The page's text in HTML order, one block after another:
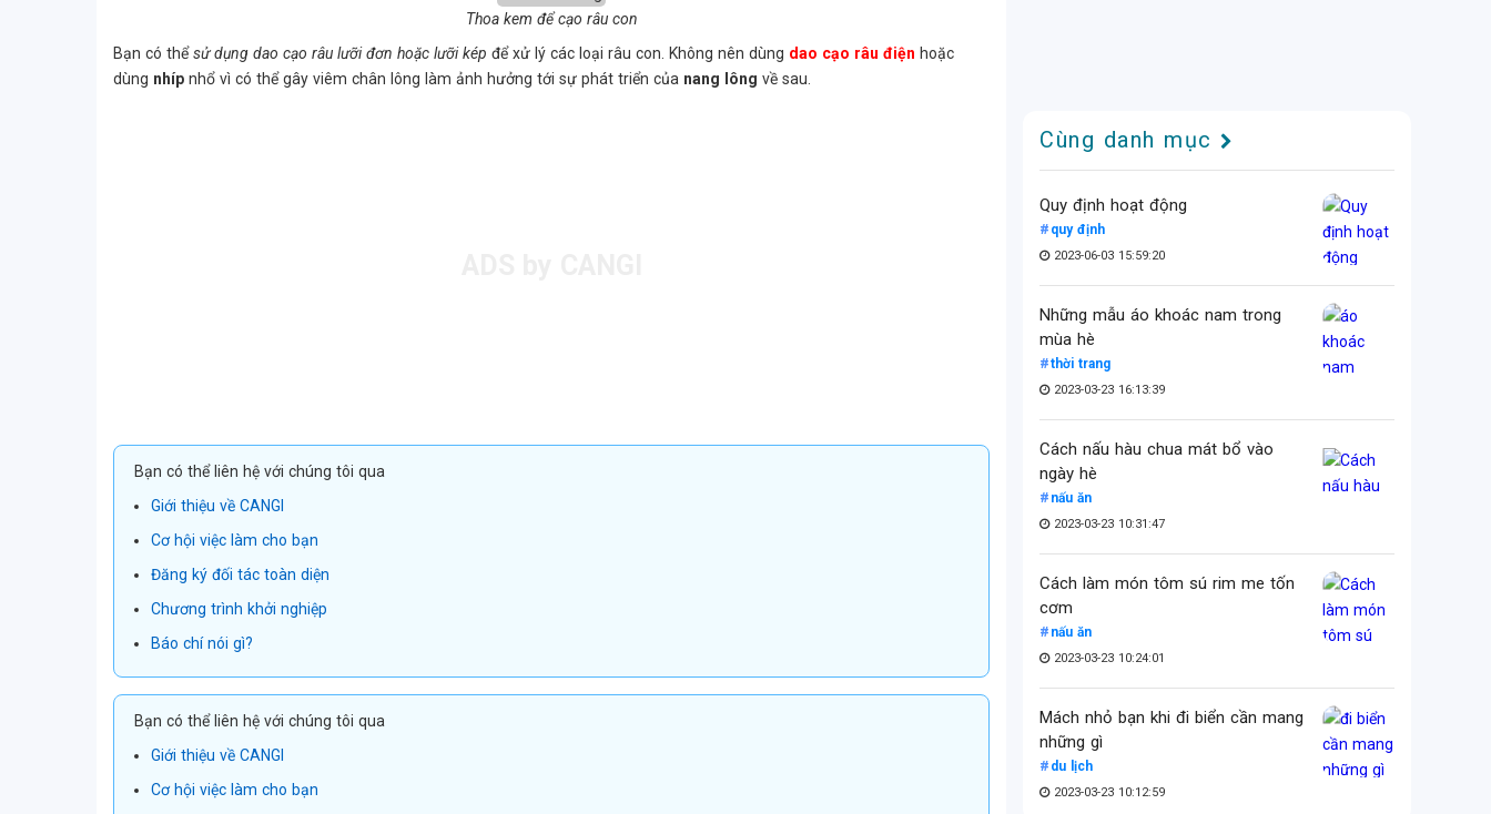
Thoa kem để cạo râu con
Bạn có thểsử dụng dao cạo râu lưỡi đơn hoặc lưỡi kép để xử lý các loại râu con. Không nên dùng dao cạo râu điện hoặc
dùng nhíp nhổ vì có thể gây viêm chân lông làm ảnh hưởng tới sự phát triển của nang lông về sau.
Bạn có thể liên hệ với chúng tôi qua
Giới thiệu về CANGI
Cơ hội việc làm cho bạn
Đăng ký đối tác toàn diện
Chương trình khởi nghiệp
Báo chí nói gì?
Bạn có thể liên hệ với chúng tôi qua
Giới thiệu về CANGI
Cơ hội việc làm cho bạn
Cùng danh mục
Quy định hoạt động
quy định
2023-06-03 15:59:20
Những mẫu áo khoác nam trong
mùa hè
thời trang
2023-03-23 16:13:39
Cách nấu hàu chua mát bổ vào
ngày hè
nấu ăn
2023-03-23 10:31:47
Cách làm món tôm sú rim me tốn
cơm
nấu ăn
2023-03-23 10:24:01
Mách nhỏ bạn khi đi biển cần mang
những gì
du lịch
2023-03-23 10:12:59